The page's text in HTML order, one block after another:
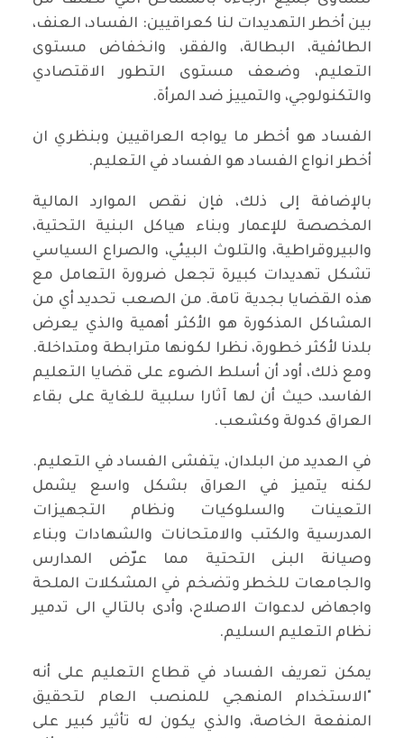
بين أخطر التهديدات لنا كعراقيين: الفساد، العنف،
الطائفية، البطالة، والفقر، وانخفاض مستوى
التعليم، وضعف مستوى التطور الاقتصادي
والتكنولوجي، والتمييز ضد المرأة.
الفساد هو أخطر ما يواجه العراقيين وبنظري ان
أخطر انواع الفساد هو الفساد في التعليم.
بالإضافة إلى ذلك، فإن نقص الموارد المالية
المخصصة للإعمار وبناء هياكل البنية التحتية،
والبيروقراطية، والتلوث البيئي، والصراع السياسي
تشكل تهديدات كبيرة تجعل ضرورة التعامل مع
هذه القضايا بجدية تامة. من الصعب تحديد أي من
المشاكل المذكورة هو الأكثر أهمية والذي يعرض
بلدنا لأكثر خطورة، نظرا لكونها مترابطة ومتداخلة.
ومع ذلك، أود أن أسلط الضوء على قضايا التعليم
الفاسد، حيث أن لها آثارا سلبية للغاية على بقاء
العراق كدولة وكشعب.
في العديد من البلدان، يتفشى الفساد في التعليم.
لكنه يتميز في العراق بشكل واسع يشمل
التعينات والسلوكيات ونظام التجهيزات
المدرسية والكتب والامتحانات والشهادات وبناء
وصيانة البنى التحتية مما عرّض المدارس
والجامعات للخطر وتضخم في المشكلات الملحة
واجهاض لدعوات الاصلاح، وأدى بالتالي الى تدمير
نظام التعليم السليم.
يمكن تعريف الفساد في قطاع التعليم على أنه
"الاستخدام المنهجي للمنصب العام لتحقيق
المنفعة الخاصة، والذي يكون له تأثير كبير على